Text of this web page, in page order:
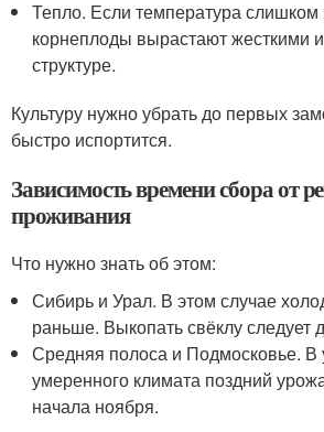
Тепло. Если температура слишком
корнеплоды вырастают жесткими
структуре.
Культуру нужно убрать до первых
быстро испортится.
Зависимость времени сбора от
проживания
Что нужно знать об этом:
Сибирь и Урал. В этом случае
раньше. Выкопать свёклу следует
Средняя полоса и Подмосковье. В
умеренного климата поздний
начала ноября.